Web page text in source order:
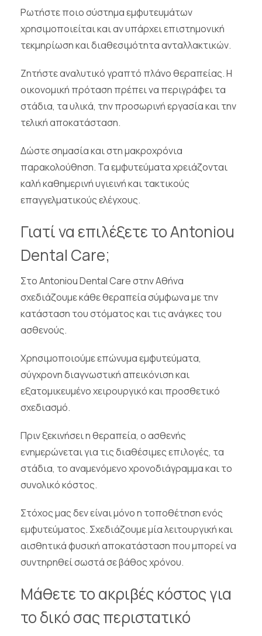
Ρωτήστε ποιο σύστημα εμφυτευμάτων
χρησιμοποιείται και αν υπάρχει επιστημονική
τεκμηρίωση και διαθεσιμότητα ανταλλακτικών.
Ζητήστε αναλυτικό γραπτό πλάνο θεραπείας. Η
οικονομική πρόταση πρέπει να περιγράφει τα
στάδια, τα υλικά, την προσωρινή εργασία και την
τελική αποκατάσταση.
Δώστε σημασία και στη μακροχρόνια
παρακολούθηση. Τα εμφυτεύματα χρειάζονται
καλή καθημερινή υγιεινή και τακτικούς
επαγγελματικούς ελέγχους.
Γιατί να επιλέξετε το Antoniou
Dental Care;
Στο Antoniou Dental Care στην Αθήνα
σχεδιάζουμε κάθε θεραπεία σύμφωνα με την
κατάσταση του στόματος και τις ανάγκες του
ασθενούς.
Χρησιμοποιούμε επώνυμα εμφυτεύματα,
σύγχρονη διαγνωστική απεικόνιση και
εξατομικευμένο χειρουργικό και προσθετικό
σχεδιασμό.
Πριν ξεκινήσει η θεραπεία, ο ασθενής
ενημερώνεται για τις διαθέσιμες επιλογές, τα
στάδια, το αναμενόμενο χρονοδιάγραμμα και το
συνολικό κόστος.
Στόχος μας δεν είναι μόνο η τοποθέτηση ενός
εμφυτεύματος. Σχεδιάζουμε μία λειτουργική και
αισθητικά φυσική αποκατάσταση που μπορεί να
συντηρηθεί σωστά σε βάθος χρόνου.
Μάθετε το ακριβές κόστος για
το δικό σας περιστατικό